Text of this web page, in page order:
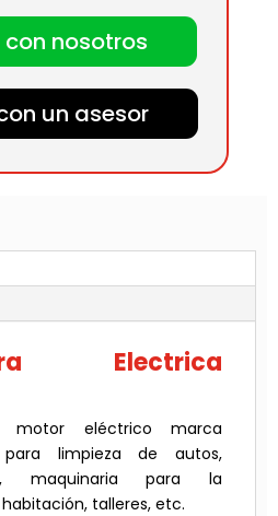
nosotros
un asesor
Electrica
motor eléctrico marca
para limpieza de autos,
maquinaria para la
talleres, etc.